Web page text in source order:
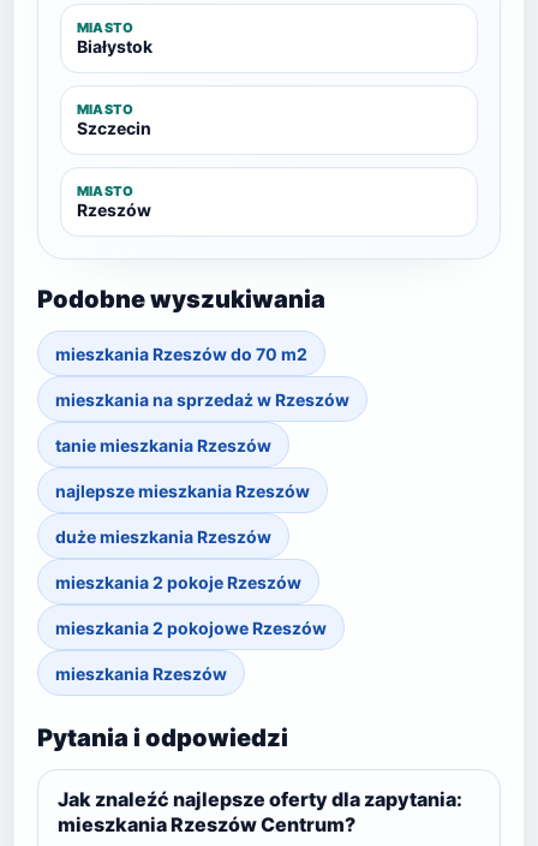
MIASTO
Białystok
MIASTO
Szczecin
MIASTO
Rzeszów
Podobne wyszukiwania
mieszkania Rzeszów do 70 m2
mieszkania na sprzedaż w Rzeszów
tanie mieszkania Rzeszów
najlepsze mieszkania Rzeszów
duże mieszkania Rzeszów
mieszkania 2 pokoje Rzeszów
mieszkania 2 pokojowe Rzeszów
mieszkania Rzeszów
Pytania i odpowiedzi
Jak znaleźć najlepsze oferty dla zapytania:
mieszkania Rzeszów Centrum?